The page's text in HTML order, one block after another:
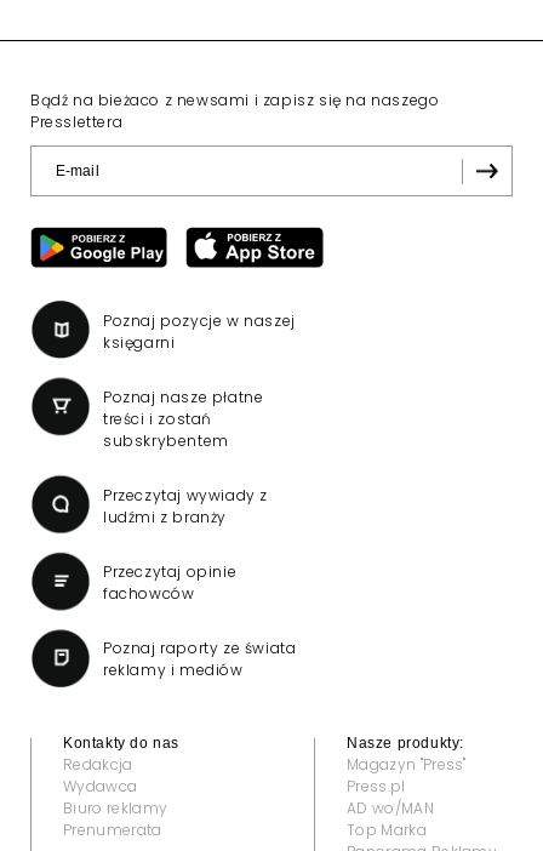
Bądź na bieżaco z newsami i zapisz się na naszego
Presslettera
Poznaj pozycje w naszej
księgarni
Poznaj nasze płatne
treści i zostań
subskrybentem
Przeczytaj wywiady z
ludźmi z branży
Przeczytaj opinie
fachowców
Poznaj raporty ze świata
reklamy i mediów
Kontakty do nas
Redakcja
Wydawca
Biuro reklamy
Prenumerata
Nasze produkty:
Magazyn "Press"
Press.pl
AD wo/MAN
Top Marka